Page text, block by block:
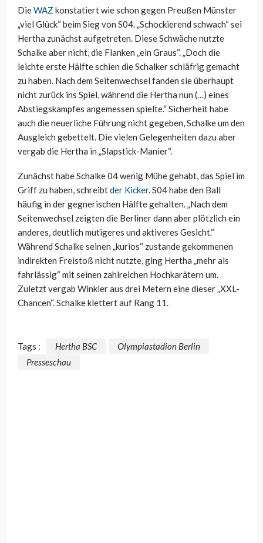
DieWAZ konstatiert wie schon gegen Preußen Münster
„viel Glück“ beim Sieg von S04. „Schockierend schwach“ sei
Hertha zunächst aufgetreten. Diese Schwäche nutzte
Schalke aber nicht, die Flanken „ein Graus“. „Doch die
leichte erste Hälfte schien die Schalker schläfrig gemacht
zu haben. Nach dem Seitenwechsel fanden sie überhaupt
nicht zurück ins Spiel, während die Hertha nun (…) eines
Abstiegskampfes angemessen spielte.“ Sicherheit habe
auch die neuerliche Führung nicht gegeben, Schalke um den
Ausgleich gebettelt. Die vielen Gelegenheiten dazu aber
vergab die Hertha in „Slapstick-Manier“.
Zunächst habe Schalke 04 wenig Mühe gehabt, das Spiel im
Griff zu haben, schreibtder Kicker. S04 habe den Ball
häufig in der gegnerischen Hälfte gehalten. „Nach dem
Seitenwechsel zeigten die Berliner dann aber plötzlich ein
anderes, deutlich mutigeres und aktiveres Gesicht.“
Während Schalke seinen „kurios“ zustande gekommenen
indirekten Freistoß nicht nutzte, ging Hertha „mehr als
fahrlässig“ mit seinen zahlreichen Hochkarätern um.
Zuletzt vergab Winkler aus drei Metern eine dieser „XXL-
Chancen“. Schalke klettert auf Rang 11.
Tags : Hertha BSC
Olympiastadion Berlin
Presseschau